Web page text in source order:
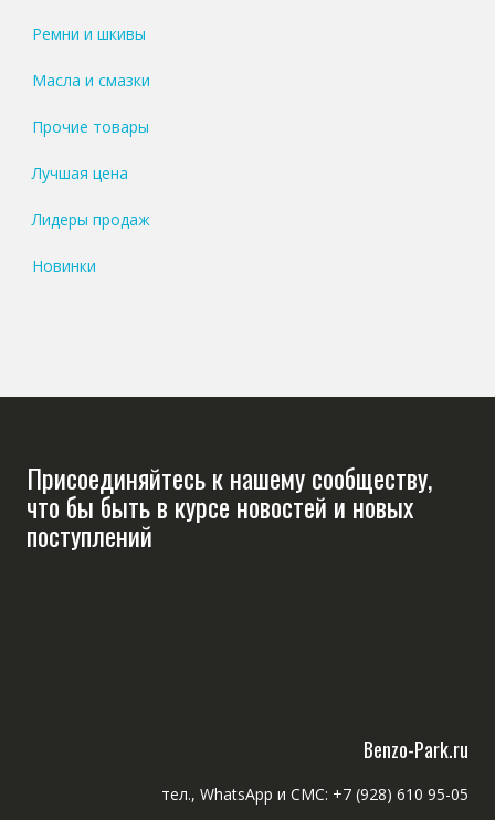
Ремни и шкивы
Масла и смазки
Прочие товары
Лучшая цена
Лидеры продаж
Новинки
Присоединяйтесь к нашему сообществу,
что бы быть в курсе новостей и новых
поступлений
Benzo-Park.ru
тел., WhatsApp и СМС: +7 (928) 610 95-05